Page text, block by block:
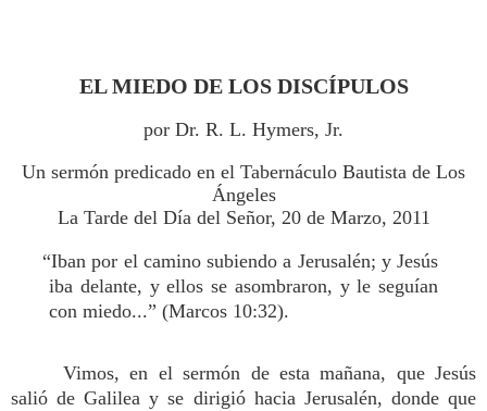
EL MIEDO DE LOS DISCÍPULOS
por Dr. R. L. Hymers, Jr.
Un sermón predicado en el Tabernáculo Bautista de Los
Ángeles
La Tarde del Día del Señor, 20 de Marzo, 2011
“Iban por el camino subiendo a Jerusalén; y Jesús
iba delante, y ellos se asombraron, y le seguían
con miedo...” (Marcos 10:32).
Vimos, en el sermón de esta mañana, que Jesús
salió de Galilea y se dirigió hacia Jerusalén, donde que